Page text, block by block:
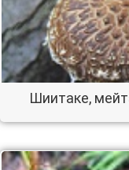
Шиитаке,